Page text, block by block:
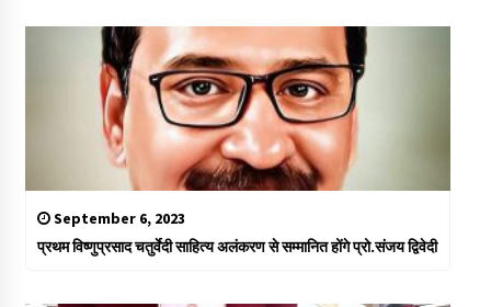
September 6, 2023
प्रथम विष्णुप्रसाद चतुर्वेदी साहित्य अलंकरण से सम्मानित होंगे प्रो.संजय द्विवेदी